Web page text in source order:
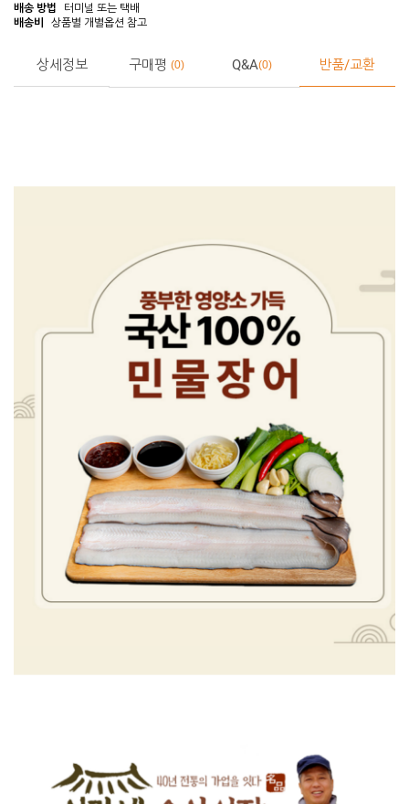
배송 방법
터미널 또는 택배
배송비
상품별 개별옵션 참고
상세정보 구매평 0 Q&A 0 반품/교환